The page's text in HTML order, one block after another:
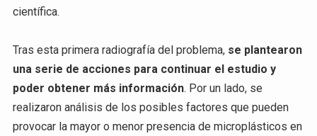
científica.
Tras esta primera radiografía del problema, se plantearon
una serie de acciones para continuar el estudio y
poder obtener más información. Por un lado, se
realizaron análisis de los posibles factores que pueden
provocar la mayor o menor presencia de microplásticos en